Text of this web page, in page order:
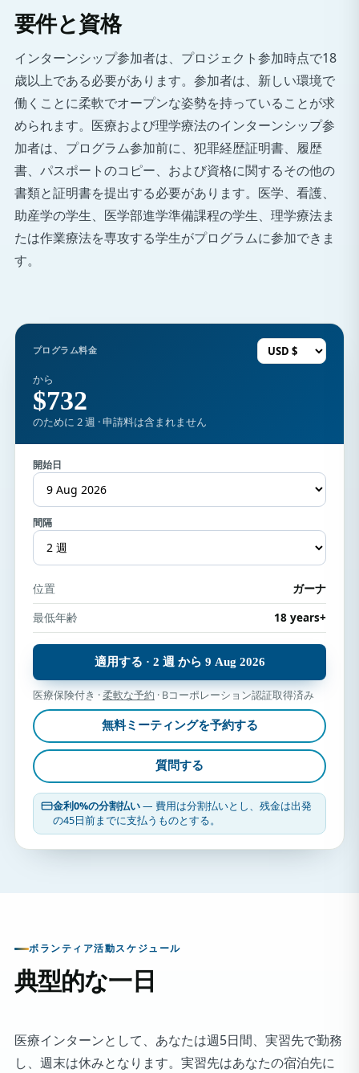
要件と資格
インターンシップ参加者は、プロジェクト参加時点で18
歳以上である必要があります。参加者は、新しい環境で
働くことに柔軟でオープンな姿勢を持っていることが求
められます。医療および理学療法のインターンシップ参
加者は、プログラム参加前に、犯罪経歴証明書、履歴
書、パスポートのコピー、および資格に関するその他の
書類と証明書を提出する必要があります。医学、看護、
助産学の学生、医学部進学準備課程の学生、理学療法ま
たは作業療法を専攻する学生がプログラムに参加できま
す。
プログラム料金
から
$732
のために 2 週 · 申請料は含まれません
開始日
間隔
位置
ガーナ
最低年齢
18 years+
適用する · 2 週 から 9 Aug 2026
医療保険付き ·柔軟な予約 · Bコーポレーション認証取得済み
無料ミーティングを予約する
質問する
金利0%の分割払い— 費用は分割払いとし、残金は出発
の45日前までに支払うものとする。
ボランティア活動スケジュール
典型的な一日
医療インターンとして、あなたは週5日間、実習先で勤務
し、週末は休みとなります。実習先はあなたの宿泊先に